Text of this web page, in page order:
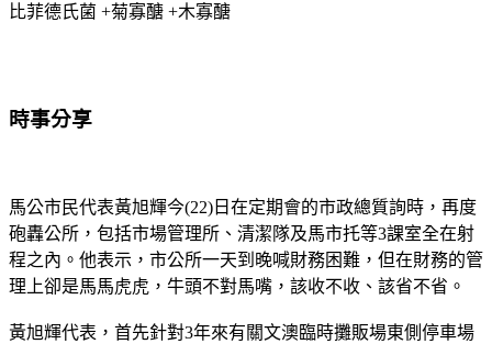
比菲德氏菌 +菊寡醣 +木寡醣
時事分享
馬公市民代表黃旭輝今(22)日在定期會的市政總質詢時，再度
砲轟公所，包括市場管理所、清潔隊及馬市托等3課室全在射
程之內。他表示，市公所一天到晚喊財務困難，但在財務的管
理上卻是馬馬虎虎，牛頭不對馬嘴，該收不收、該省不省。
黃旭輝代表，首先針對3年來有關文澳臨時攤販場東側停車場